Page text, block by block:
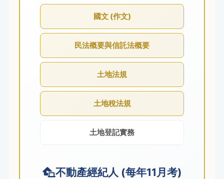
國文 (作文)
民法概要與信託法概要
土地法規
土地稅法規
土地登記實務
不動產經紀人 (每年11月考)